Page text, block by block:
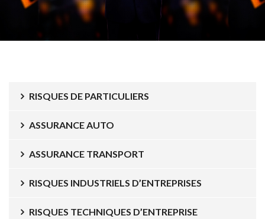
RISQUES DE PARTICULIERS
ASSURANCE AUTO
ASSURANCE TRANSPORT
RISQUES INDUSTRIELS D’ENTREPRISES
RISQUES TECHNIQUES D’ENTREPRISE